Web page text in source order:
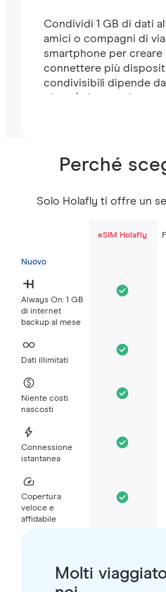
Condividi 1 GB di dati
amici o compagni di
smartphone per creare
connettere più
condivisibili dipende
piano (ad esempio, un
Perché
Solo Holafly ti offre un
eSIM Holafly
Nuovo
Always On: 1 GB
di internet
backup al mese
Dati illimitati
Niente costi
nascosti
Connessione
istantanea
Copertura
veloce e
affidabile
Molti